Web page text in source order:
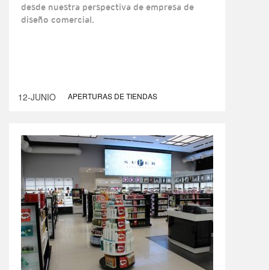
desde nuestra perspectiva de empresa de
diseño comercial.
12-JUNIO APERTURAS DE TIENDAS